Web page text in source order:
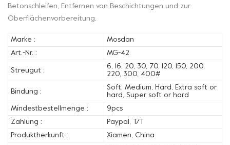
Betonschleifen, Entfernen von Beschichtungen und zur
Oberflächenvorbereitung.
Marke :
Mosdan
Art.-Nr. :
MG-42
Streugut :
6, 16, 20, 30, 70, 120, 150, 200,
220, 300, 400#
Bindung :
Soft, Medium, Hard, Extra soft or
hard, Super soft or hard
Mindestbestellmenge :
9pcs
Zahlung :
Paypal, T/T
Produktherkunft :
Xiamen, China